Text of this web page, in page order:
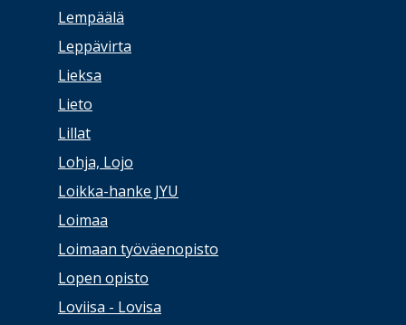
Lempäälä
Leppävirta
Lieksa
Lieto
Lillat
Lohja, Lojo
Loikka-hanke JYU
Loimaa
Loimaan työväenopisto
Lopen opisto
Loviisa - Lovisa